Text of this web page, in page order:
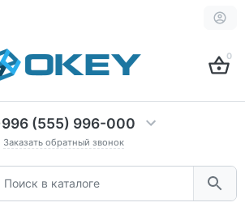
0
(555) 996-000
Заказать обратный звонок